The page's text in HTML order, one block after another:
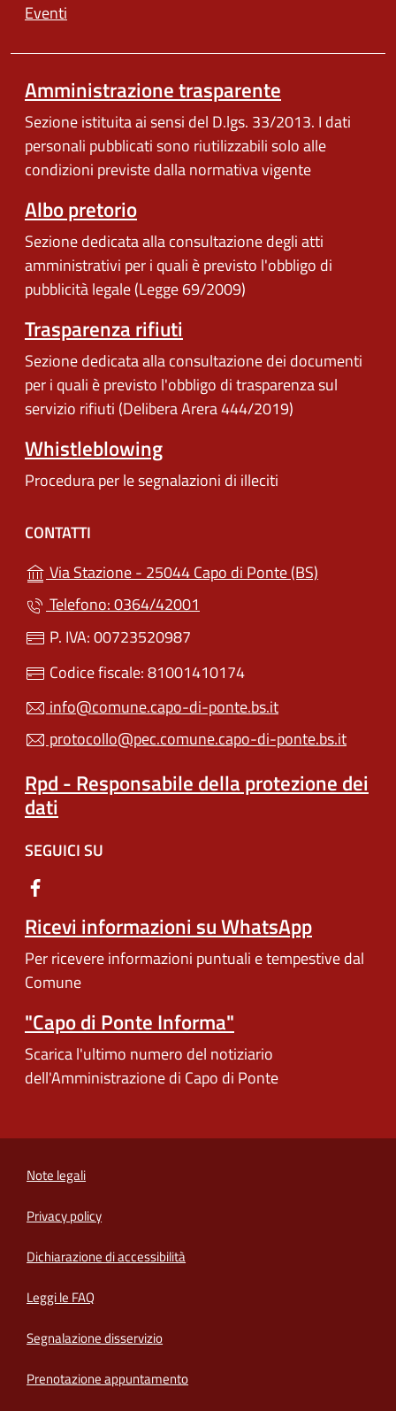
Eventi
Amministrazione trasparente
Sezione istituita ai sensi del D.lgs. 33/2013. I dati
personali pubblicati sono riutilizzabili solo alle
condizioni previste dalla normativa vigente
Albo pretorio
Sezione dedicata alla consultazione degli atti
amministrativi per i quali è previsto l'obbligo di
pubblicità legale (Legge 69/2009)
Trasparenza rifiuti
Sezione dedicata alla consultazione dei documenti
per i quali è previsto l'obbligo di trasparenza sul
servizio rifiuti (Delibera Arera 444/2019)
Whistleblowing
Procedura per le segnalazioni di illeciti
CONTATTI
Via Stazione - 25044 Capo di Ponte (BS)
Telefono: 0364/42001
P. IVA: 00723520987
Codice fiscale: 81001410174
info@comune.capo-di-ponte.bs.it
protocollo@pec.comune.capo-di-ponte.bs.it
Rpd - Responsabile della protezione dei
dati
SEGUICI SU
Ricevi informazioni su WhatsApp
Per ricevere informazioni puntuali e tempestive dal
Comune
"Capo di Ponte Informa"
Scarica l'ultimo numero del notiziario
dell'Amministrazione di Capo di Ponte
Note legali
Privacy policy
Dichiarazione di accessibilità
Leggi le FAQ
Segnalazione disservizio
Prenotazione appuntamento